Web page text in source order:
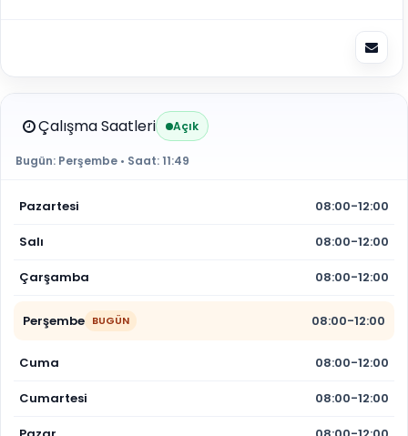
Çalışma Saatleri Açık
Bugün: Perşembe • Saat:11:49
Pazartesi 08:00-12:00
Salı 08:00-12:00
Çarşamba 08:00-12:00
Perşembe BUGÜN 08:00-12:00
Cuma 08:00-12:00
Cumartesi 08:00-12:00